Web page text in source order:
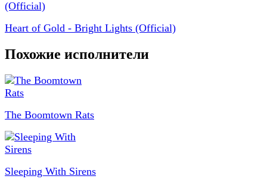
Heart of Gold - Bright Lights (Official)
Похожие исполнители
The Boomtown Rats
Sleeping With Sirens